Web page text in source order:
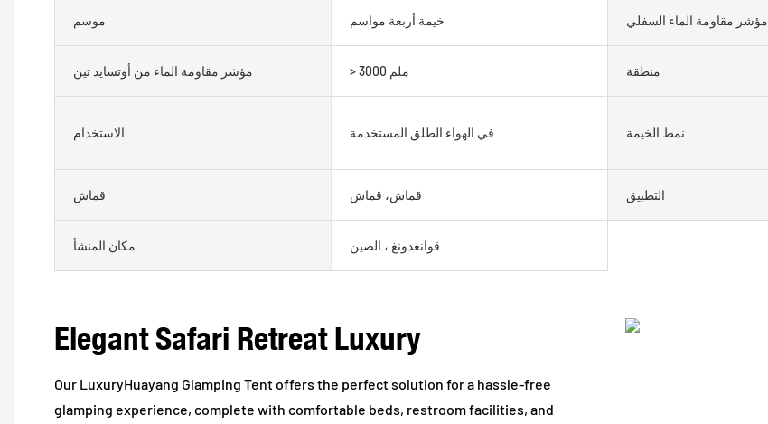
موسم خيمة أربعة مواسم مؤشر مقاومة الماء السفلي
مؤشر مقاومة الماء من أوتسايد تين > 3000 ملم منطقة
الاستخدام في الهواء الطلق المستخدمة نمط الخيمة
قماش قماش، قماش التطبيق
مكان المنشأ قوانغدونغ ، الصين
Elegant Safari Retreat Luxury
Our LuxuryHuayang Glamping Tent offers the perfect solution for a hassle-free
glamping experience, complete with comfortable beds, restroom facilities, and